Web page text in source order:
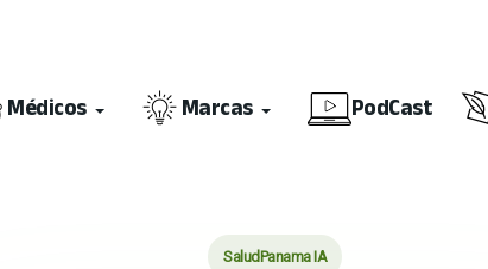
Médicos Marcas PodCast
SaludPanama IA